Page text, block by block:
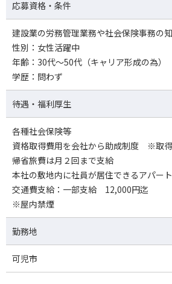
応募資格・条件
建設業の労務管理業務や社会保険事務の
性別：女性活躍中
年齢：30代～50代（キャリア形成の為
学歴：問わず
待遇・福利厚生
各種社会保険等
資格取得費用を会社から助成制度 ※取
帰省旅費は月２回まで支給
本社の敷地内に社員が居住できるアパー
交通費支給：一部支給 12,000円迄
※屋内禁煙
勤務地
可児市